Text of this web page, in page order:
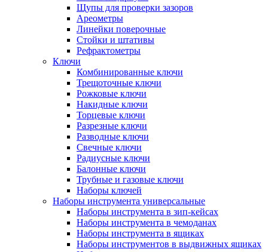
Щупы для проверки зазоров
Ареометры
Линейки поверочные
Стойки и штативы
Рефрактометры
Ключи
Комбинированные ключи
Трещоточные ключи
Рожковые ключи
Накидные ключи
Торцевые ключи
Разрезные ключи
Разводные ключи
Свечные ключи
Радиусные ключи
Балонные ключи
Трубные и газовые ключи
Наборы ключей
Наборы инструмента универсальные
Наборы инструмента в зип-кейсах
Наборы инструмента в чемоданах
Наборы инструмента в ящиках
Наборы инструментов в выдвижных ящиках